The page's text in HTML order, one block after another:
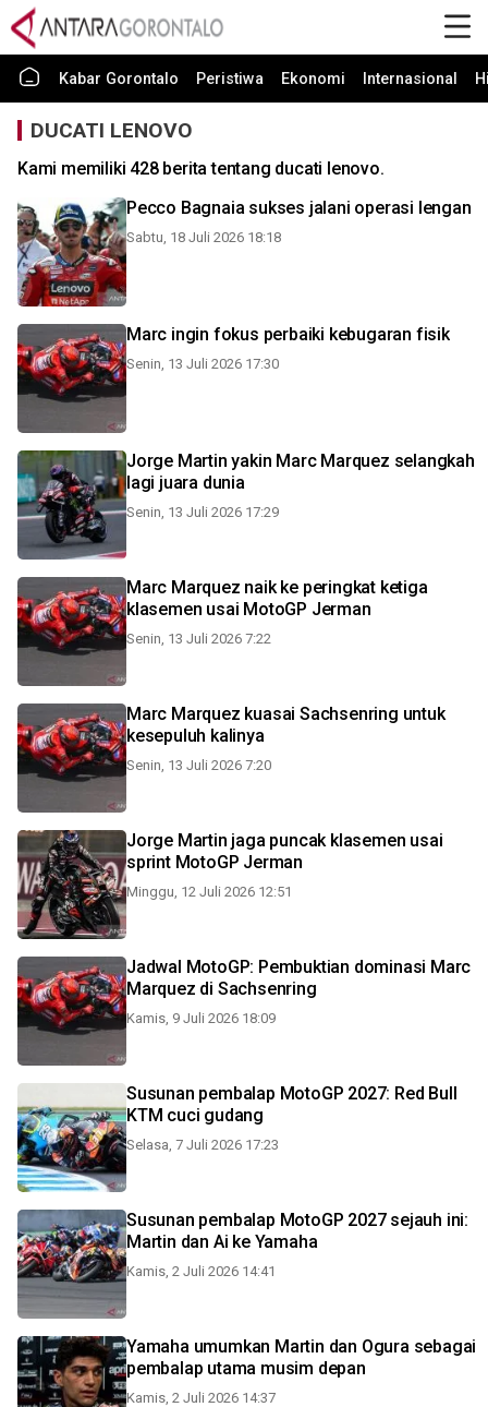
Kabar Gorontalo Peristiwa Ekonomi Internasional
DUCATI LENOVO
Kami memiliki 428 berita tentang ducati lenovo.
Pecco Bagnaia sukses jalani operasi lengan
Sabtu, 18 Juli 2026 18:18
Marc ingin fokus perbaiki kebugaran fisik
Senin, 13 Juli 2026 17:30
Jorge Martin yakin Marc Marquez selangkah
lagi juara dunia
Senin, 13 Juli 2026 17:29
Marc Marquez naik ke peringkat ketiga
klasemen usai MotoGP Jerman
Senin, 13 Juli 2026 7:22
Marc Marquez kuasai Sachsenring untuk
kesepuluh kalinya
Senin, 13 Juli 2026 7:20
Jorge Martin jaga puncak klasemen usai
sprint MotoGP Jerman
Minggu, 12 Juli 2026 12:51
Jadwal MotoGP: Pembuktian dominasi Marc
Marquez di Sachsenring
Kamis, 9 Juli 2026 18:09
Susunan pembalap MotoGP 2027: Red Bull
KTM cuci gudang
Selasa, 7 Juli 2026 17:23
Susunan pembalap MotoGP 2027 sejauh ini:
Martin dan Ai ke Yamaha
Kamis, 2 Juli 2026 14:41
Yamaha umumkan Martin dan Ogura sebagai
pembalap utama musim depan
Kamis, 2 Juli 2026 14:37